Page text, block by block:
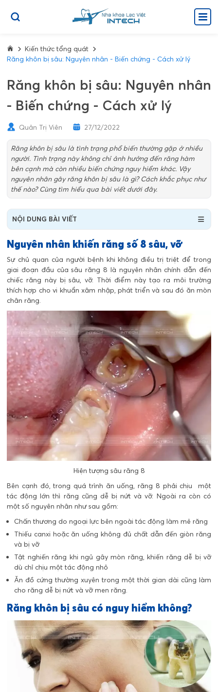
Kiến thức tổng quát
Răng khôn bị sâu: Nguyên nhân - Biến chứng - Cách xử lý
Răng khôn bị sâu: Nguyên nhân
- Biến chứng - Cách xử lý
Quản Trị Viên 27/12/2022
Răng khôn bị sâu là tình trạng phổ biến thường gặp ở nhiều
người. Tình trạng này không chỉ ảnh hưởng đến răng hàm
bên cạnh mà còn nhiều biến chứng nguy hiểm khác. Vậy
nguyên nhân gây răng khôn bị sâu là gì? Cách khắc phục như
thế nào? Cùng tìm hiểu qua bài viết dưới đây.
NỘI DUNG BÀI VIẾT
Nguyên nhân khiến răng số 8 sâu, vỡ
Sự chủ quan của người bệnh khi không điều trị triệt để trong
giai đoạn đầu của sâu răng 8 là nguyên nhân chính dẫn đến
chiếc răng này bị sâu, vỡ. Thời điểm này tạo ra môi trường
thích hợp cho vi khuẩn xâm nhập, phát triển và sau đó ăn mòn
chân răng.
Hiện tượng sâu răng 8
Bên cạnh đó, trong quá trình ăn uống, răng 8 phải chịu một
tác động lớn thì răng cũng dễ bị nứt và vỡ. Ngoài ra còn có
một số nguyên nhân như sau gồm:
Chấn thương do ngoại lực bên ngoài tác động làm mẻ răng
Thiếu canxi hoặc ăn uống không đủ chất dẫn đến giòn răng
và bị vỡ
Tật nghiến răng khi ngủ gây mòn răng, khiến răng dễ bị vỡ
dù chỉ chịu một tác động nhỏ
Ăn đồ cứng thường xuyên trong một thời gian dài cũng làm
cho răng dễ bị nứt và vỡ men răng.
Răng khôn bị sâu có nguy hiểm không?